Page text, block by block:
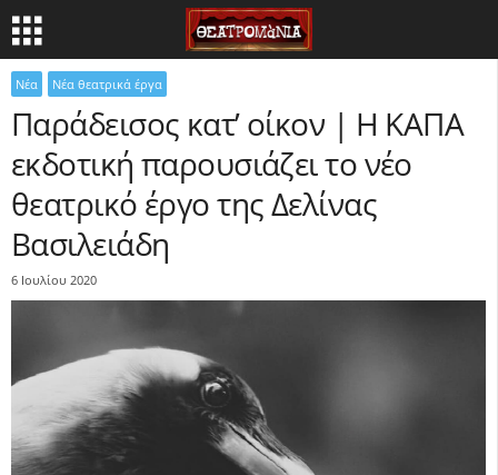
Νέα Νέα θεατρικά έργα
­­­Παράδεισος κατ’ οίκον | Η ΚΑΠΑ
εκδοτική παρουσιάζει το νέο
θεατρικό έργο της Δελίνας
Βασιλειάδη
6 Ιουλίου 2020